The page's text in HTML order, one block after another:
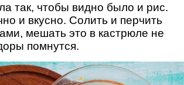
так, чтобы видно было и рис.
и вкусно. Солить и перчить
мешать это в кастрюле не
помнутся.